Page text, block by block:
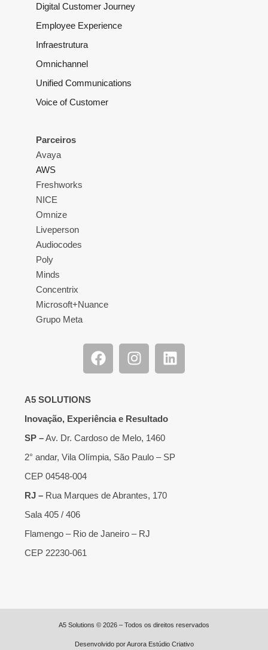
Digital Customer Journey
Employee Experience
Infraestrutura
Omnichannel
Unified Communications
Voice of Customer
Parceiros
Avaya
AWS
Freshworks
NICE
Omnize
Liveperson
Audiocodes
Poly
Minds
Concentrix
Microsoft+Nuance
Grupo Meta
A5 SOLUTIONS
Inovação, Experiência e Resultado
SP –Av. Dr. Cardoso de Melo, 1460
2° andar, Vila Olímpia, São Paulo – SP
CEP 04548-004
RJ – Rua Marques de Abrantes, 170
Sala 405 / 406
Flamengo – Rio de Janeiro – RJ
CEP 22230-061
A5 Solutions © 2026 – Todos os direitos reservados
Desenvolvido porAurora Estúdio Criativo